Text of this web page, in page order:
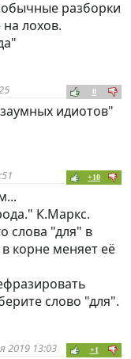
разборки
на лохов.
0
идиотов"
+10
К.Маркс.
слова "для" в
корне меняет её
слово "для".
2019 13:03 +1